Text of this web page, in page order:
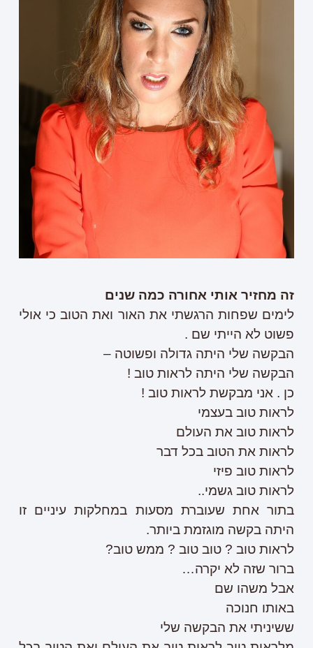
זה מחזיר אותי אחורה כמה שנים
לימים שפחות הרגשתי את האור ואת הטוב כי אולי
פשוט לא הייתי שם .
הבקשה שלי היתה גדולה ופשוטה –
הבקשה שלי היתה לראות טוב !
כן . אני מבקשת לראות טוב !
לראות טוב בעצמי
לראות טוב את העולם
לראות את הטוב בכל דבר
לראות טוב פיזי
לראות טוב גשמי..
בתור אחת שעוברת מסעות במחלקות עיניים זו
היתה בקשה מוגזמת ביותר.
לראות טוב ? טוב טוב ? ממש טוב?
ברור שזה לא יקרה…
אבל משהו שם
באותו חנוכה
ששיניתי את הבקשה שלי